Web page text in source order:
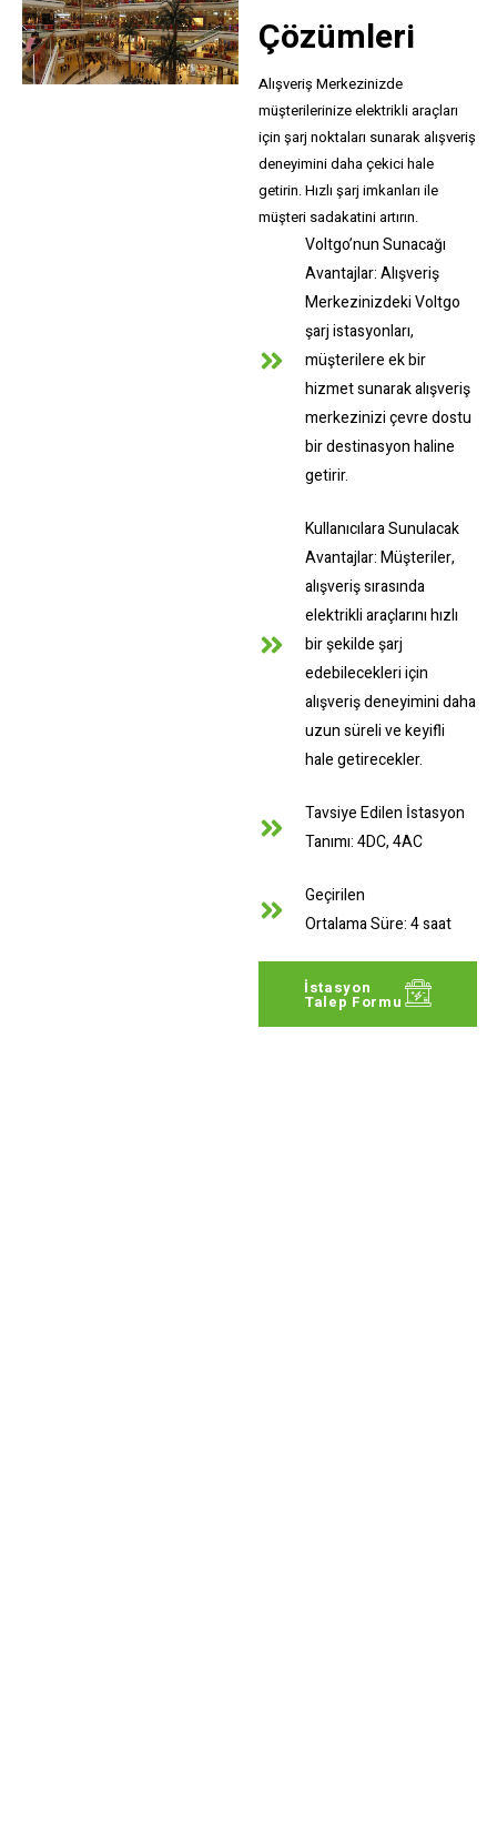
Çözümleri
Alışveriş Merkezinizde
müşterilerinize elektrikli araçları
için şarj noktaları sunarak alışveriş
deneyimini daha çekici hale
getirin. Hızlı şarj imkanları ile
müşteri sadakatini artırın.
Voltgo’nun Sunacağı
Avantajlar: Alışveriş
Merkezinizdeki Voltgo
şarj istasyonları,
müşterilere ek bir
hizmet sunarak alışveriş
merkezinizi çevre dostu
bir destinasyon haline
getirir.
Kullanıcılara Sunulacak
Avantajlar: Müşteriler,
alışveriş sırasında
elektrikli araçlarını hızlı
bir şekilde şarj
edebilecekleri için
alışveriş deneyimini daha
uzun süreli ve keyifli
hale getirecekler.
Tavsiye Edilen İstasyon
Tanımı: 4DC, 4AC
Geçirilen
Ortalama Süre: 4 saat
İstasyon
Talep Formu